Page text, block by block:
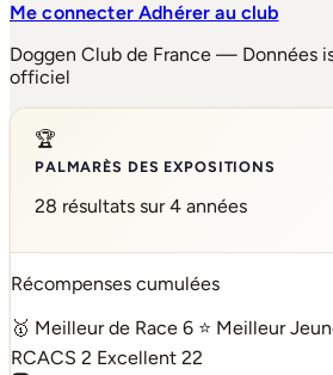
Me connecterAdhérer au club
Doggen Club de France — Données
officiel
🏆
PALMARÈS DES EXPOSITIONS
28 résultats sur 4 années
Récompenses cumulées
🥇 Meilleur de Race 6 ⭐ Meilleur
RCACS 2 Excellent 22